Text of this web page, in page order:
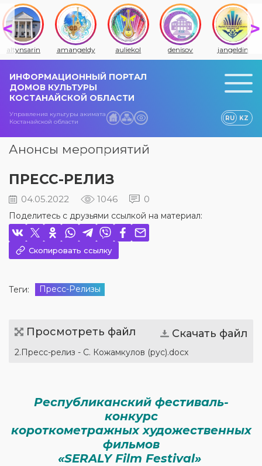
altynsarin amangeldy auliekol denisov jangeldin
ИНФОРМАЦИОННЫЙ ПОРТАЛ
ДОМОВ КУЛЬТУРЫ
КОСТАНАЙСКОЙ ОБЛАСТИ
Управления культуры акимата
Костанайской области
RU KZ
Анонсы мероприятий
ПРЕСС-РЕЛИЗ
04.05.2022 1046 0
Поделитесь с друзьями ссылкой на материал:
Скопировать ссылку
Теги: Пресс-Релизы
Просмотреть файл Скачать файл
2.Пресс-релиз - С. Кожамкулов (рус).docx
Республиканский фестиваль-
конкурс
короткометражных художественных
фильмов
«SERALY Film Festival»